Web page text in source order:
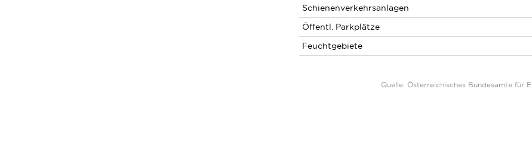
Schienenverkehrsanlagen
Öffentl. Parkplätze
Feuchtgebiete
Quelle: Österreichisches Bundesamte für